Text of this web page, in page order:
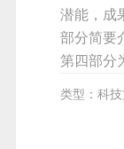
潜能，成
部分简要
第四部分
类型：科